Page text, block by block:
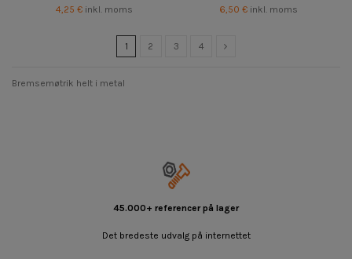
4,25 € inkl. moms
6,50 € inkl. moms
1 2 3 4
Bremsemøtrik helt i metal
45.000+ referencer på lager
Det bredeste udvalg på internettet